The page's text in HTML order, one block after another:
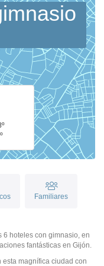
Familiares
6 hoteles con gimnasio, en
fantásticas en Gijón.
magnífica ciudad con